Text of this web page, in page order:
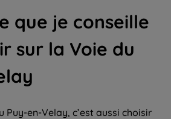
que je conseille
sur la Voie du
Puy-en-Velay, c’est aussi choisir